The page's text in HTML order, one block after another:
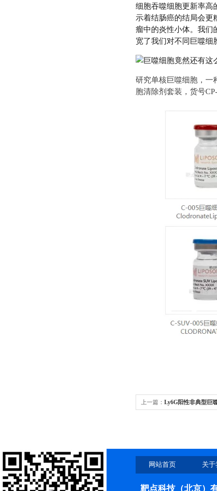
细胞吞噬细胞更新率高
示着结肠癌的结局会更
瘤中的炎性小体。我们
宽了我们对不同巨噬细
研究单核巨噬细胞，一
胞清除剂套装，货号
上一篇： Ly6G阳性非典型巨
网站首页 关
靶点科技（北京）